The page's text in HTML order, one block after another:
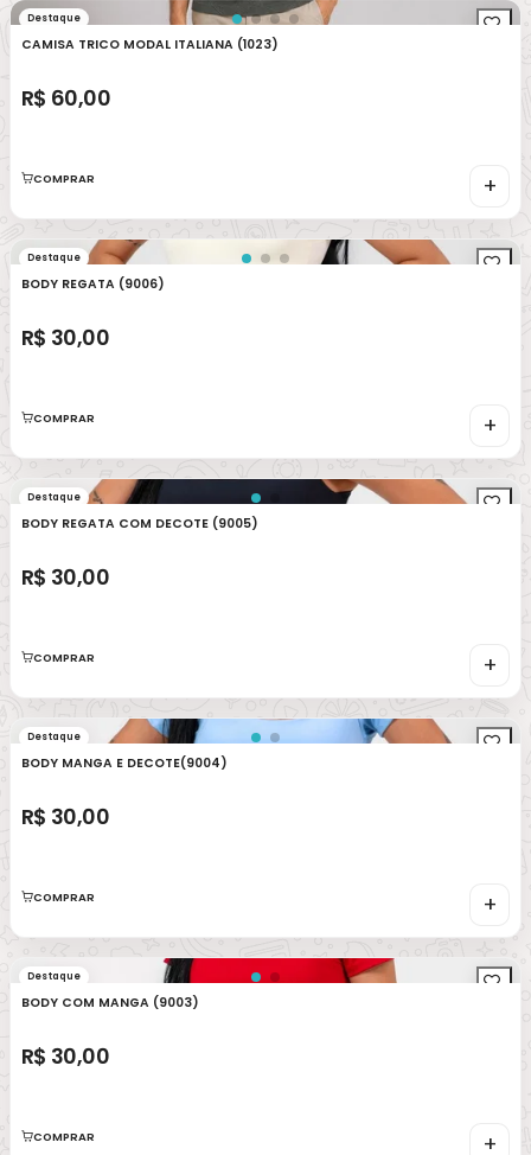
Destaque
CAMISA TRICO MODAL ITALIANA (1023)
R$ 60,00
COMPRAR +
Destaque
BODY REGATA (9006)
R$ 30,00
COMPRAR +
Destaque
BODY REGATA COM DECOTE (9005)
R$ 30,00
COMPRAR +
Destaque
BODY MANGA E DECOTE(9004)
R$ 30,00
COMPRAR +
Destaque
BODY COM MANGA (9003)
R$ 30,00
COMPRAR +